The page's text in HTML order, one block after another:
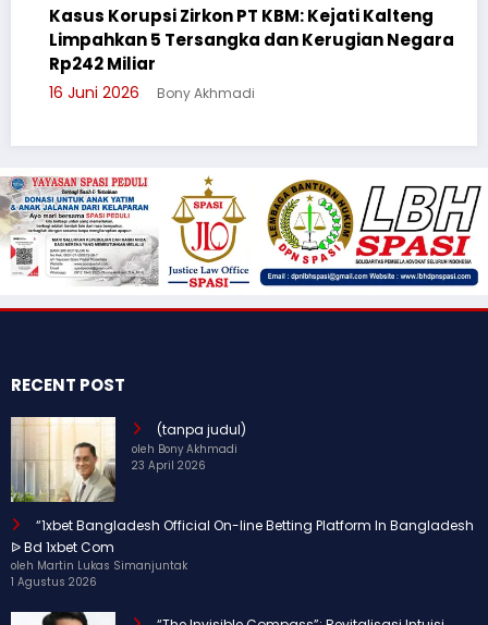
Kasus Korupsi Zirkon PT KBM: Kejati Kalteng
Limpahkan 5 Tersangka dan Kerugian Negara
Rp242 Miliar
16 Juni 2026 Bony Akhmadi
RECENT POST
(tanpa judul)
oleh Bony Akhmadi
23 April 2026
“1xbet Bangladesh Official On-line Betting Platform In Bangladesh
ᐉ Bd 1xbet Com
oleh Martin Lukas Simanjuntak
1 Agustus 2026